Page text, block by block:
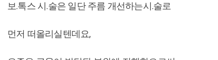
보.톡스 시.술은 일단 주름 개선하는시.술로
먼저 떠올리실텐데요,